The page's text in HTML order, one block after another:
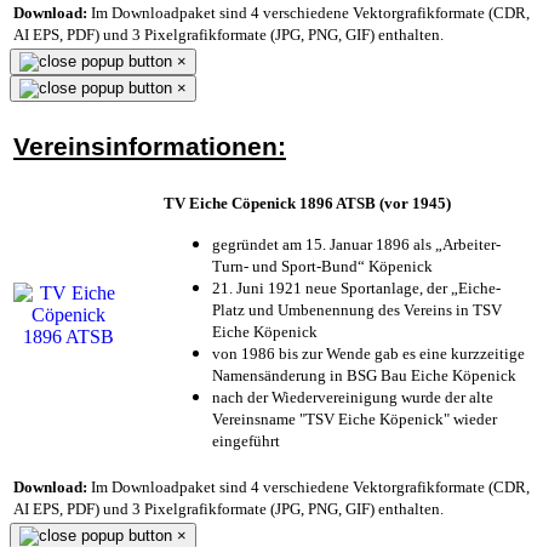
Download: Im Downloadpaket sind 4 verschiedene Vektorgrafikformate (CDR,
AI EPS, PDF) und 3 Pixelgrafikformate (JPG, PNG, GIF) enthalten.
×
×
Vereinsinformationen:
TV Eiche Cöpenick 1896 ATSB (vor 1945)
gegründet am 15. Januar 1896 als „Arbeiter-
Turn- und Sport-Bund“ Köpenick
21. Juni 1921 neue Sportanlage, der „Eiche-
Platz und Umbenennung des Vereins in TSV
Eiche Köpenick
von 1986 bis zur Wende gab es eine kurzzeitige
Namensänderung in BSG Bau Eiche Köpenick
nach der Wiedervereinigung wurde der alte
Vereinsname "TSV Eiche Köpenick" wieder
eingeführt
Download: Im Downloadpaket sind 4 verschiedene Vektorgrafikformate (CDR,
AI EPS, PDF) und 3 Pixelgrafikformate (JPG, PNG, GIF) enthalten.
×